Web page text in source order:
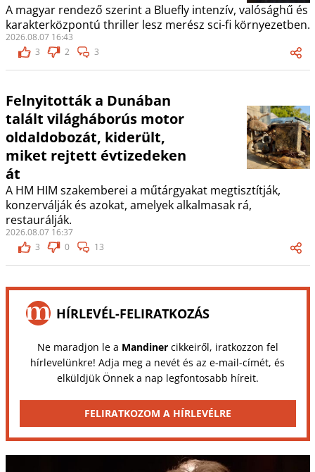
A magyar rendező szerint a Bluefly intenzív, valósághű és
karakterközpontú thriller lesz merész sci-fi környezetben.
2026.08.07 16:43
3
2 3
Felnyitották a Dunában
talált világháborús motor
oldaldobozát, kiderült,
miket rejtett évtizedeken
át
A HM HIM szakemberei a műtárgyakat megtisztítják,
konzerválják és azokat, amelyek alkalmasak rá,
restaurálják.
2026.08.07 16:37
3
0 13
HÍRLEVÉL-FELIRATKOZÁS
Ne maradjon le a Mandinercikkeiről, iratkozzon fel
hírlevelünkre! Adja meg a nevét és az e-mail-címét, és
elküldjük Önnek a nap legfontosabb híreit.
FELIRATKOZOM A HÍRLEVÉLRE